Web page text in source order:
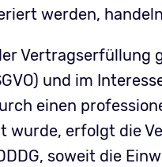
werden,
Vertragserfüllung
und im
einen
erfolgt die
soweit die